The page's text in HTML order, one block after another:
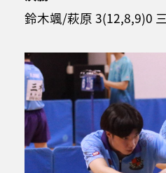
鈴木颯/萩原 3(12,8,9)0